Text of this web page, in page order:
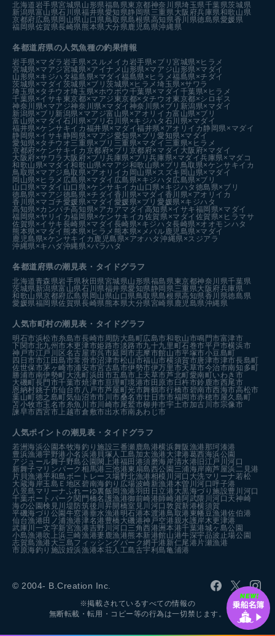
北海道岩手県宮城県山形県福島県東京都神奈川県埼玉県千葉県茨城県
新潟県富山県石川県福井県愛知県静岡県三重県大阪府兵庫県和歌山県
京都府広島県岡山県山口県鳥取県島根県高知県香川県徳島県愛媛県
福岡県佐賀県長崎県熊本県大分県鹿児島県沖縄県
各都道府県の人気魚種の釣果情報
岩手県×マダラ 岩手県×スルメイカ 岩手県×ブリ宮城県×ヒラメ
宮城県×マアジ宮城県×アイナメ 山形県×マアジ山形県×マダイ
山形県×キジハタ福島県×マダイ福島県×ヒラメ福島県×チダイ
茨城県×マダイ 茨城県×ブリ茨城県×ヒラメ埼玉県×サワラ
埼玉県×タチウオ埼玉県×ホウボウ 千葉県×マダイ 千葉県×ヒラメ
千葉県×イサキ 東京都×マアジ 東京都×タチウオ東京都×シロギス
神奈川県×マアジ神奈川県×マダイ 神奈川県×ブリ 新潟県×マダイ
新潟県×ブリ 新潟県×マアジ富山県×アオリイカ富山県×ブリ
富山県×マダイ 石川県×ブリ石川県×キジハタ 石川県×マダイ
福井県×ケンサキイカ 福井県×マダイ福井県×アオリイカ 静岡県×マダイ
静岡県×イサキ 静岡県×マアジ愛知県×ブリ愛知県×マダイ
愛知県×タチウオ三重県×ブリ 三重県×マダイ 三重県×ヒラメ
京都府×ケンサキイカ 京都府×ブリ 京都府×マダイ 大阪府×マダイ
大阪府×サワラ 大阪府×ブリ兵庫県×ブリ兵庫県×マダイ兵庫県×マダコ
和歌山県×マダイ和歌山県×マアジ和歌山県×ブリ 鳥取県×ケンサキイカ
鳥取県×マアジ鳥取県×アオリイカ 岡山県×スズキ 岡山県×マダイ
岡山県×ヒラメ 広島県×マダイ 広島県×キジハタ 広島県×ブリ
山口県×マダイ 山口県×ケンサキイカ 山口県×キジハタ 徳島県×ブリ
徳島県×マアジ徳島県×チダイ 香川県×マダイ 香川県×アオリイカ
香川県×マゴチ愛媛県×マダイ 愛媛県×ブリ愛媛県×キジハタ
高知県×カンパチ高知県×アカアマダイ 高知県×イサキ福岡県×マダイ
福岡県×ヤリイカ福岡県×ケンサキイカ 佐賀県×マダイ 佐賀県×ヒラマサ
佐賀県×イサキ長崎県×マダイ 長崎県×キジハタ長崎県×オオモンハタ
熊本県×マダイ 熊本県×ヒラメ 熊本県×メバル鹿児島県×マダイ
鹿児島県×ケンサキイカ 鹿児島県×アオハタ沖縄県×スジアラ
沖縄県×キハダ沖縄県×バラハタ
各都道府県の潮見表 ・タイドグラフ
北海道青森県岩手県秋田県宮城県山形県福島県東京都神奈川県千葉県
茨城県新潟県富山県石川県福井県愛知県静岡県三重県大阪府兵庫県
和歌山県京都府広島県 岡山県山口県鳥取県島根県高知県香川県徳島県
愛媛県福岡県佐賀県長崎県熊本県大分県宮崎県鹿児島県沖縄県
人気市町村の潮見表・タイドグラフ
明石市浜松市糸島市長崎市周防大島町広島市和歌山市鳴門市富津市
下関市北九州市木更津市姫路市淡路市九十九里町石巻市平戸市横浜市
神戸市江戸川区 名古屋市呉市延岡市志摩市館山市平塚市小豆島町
四日市市江田島市常滑市沼津市松山市福山市横須賀市唐津市津市長島町
佐世保市茅ヶ崎市浦安市宮古島市伊勢市伊万里市天草市今治市南知多町
勝浦市南伊勢町大洗町浜田市五島市 上天草市芦北町愛南町いわき市
大磯町長門市千葉市焼津市亘理町境港市 田原市 臼杵市鈴鹿市西尾市
恩納村銚子市仙台市八戸市芦屋町光市舞鶴市行橋市碧南市西海市高松市
葉山町徳之島町気仙沼市市川市桑名市廿日市市福岡市赤穂市屋久島町
苫小牧市玉名市糸魚川市川崎市尾鷲市柳井市宇土市加古川市宗像市
諫早市西宮市 上越市倉敷市出水市南あわじ市
人気ポイントの潮見表・タイドグラフ
若洲海浜公園本牧海釣り施設三番瀬 鹿島港横浜舞阪漁港 那珂湊港
豊浜漁港宇野港小名浜港 貝塚人工島 加太漁港 大津港葛西海浜公園
アジュール舞子野島公園 閖上港福田港須磨海岸清水港 旧江戸川河口
新舞子マリンパーク 相馬港 三池港東扇島西公園 三浦海岸南芦屋浜二見港
片貝漁港平和島ボートレース場野北漁港相模川河口 大洗マリーナ若松
大蔵海岸玉島Ｅ地区 碧南海釣り広場波崎新漁港木曽川河口 呼子港
八景島マリーナふれーゆ裏飯岡漁港羽田 日立港 大黒海づり施設豊川河口
千葉ポートパーク 関門橋名護漁港御前崎港師崎港 阿武隈川河口 天神崎
海の公園検見川堤防筑後川昇開橋室見川河口敦賀新港横須賀
平磯海づり公園 牛窓港垂水漁港 明石港本渡港鳥取港 東幡豆漁港佐伯港
仙台漁港 田ノ浦漁港津名港 豊橋 大磯港神戸空港親水護岸木更津港
武庫川一文字新宮漁港吉野川河口 三角西港洲本港千葉港城ヶ島公園
小島漁港吹上浜三崎漁港妻鹿漁港熊本新港館山港牛深宇品波止場公園
志賀島漁港 大三島フィッシングパーク網干港 新仁尾港 片瀬漁港
市原海釣り施設姪浜漁港本荘人工島古宇利島亀浦港
© 2004- B.Creation Inc.
※掲載されているすべての情報の
無断転載・転用・コピー等の行為は一切禁じます。